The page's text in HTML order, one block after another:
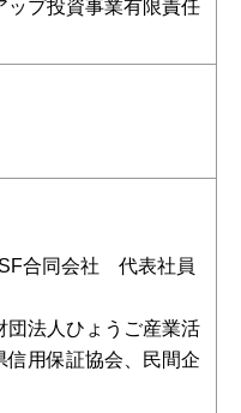
ップ投資事業有限責任
合同会社 代表社員
団法人ひょうご産業活
用保証協会、民間企